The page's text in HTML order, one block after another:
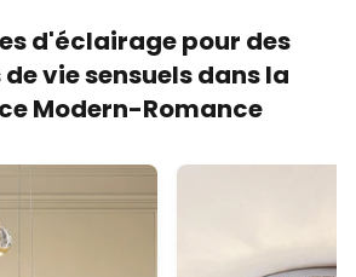
d'éclairage pour des
vie sensuels dans la
Modern-Romance